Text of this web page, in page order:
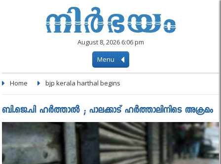
August 8, 2026 6:06 pm
Menu
Home bjp kerala harthal begins
ബി.ജെ.പി ഹര്‍ത്താല്‍ ; പാലക്കാട് ഹർത്താലിനിടെ അക്രമം